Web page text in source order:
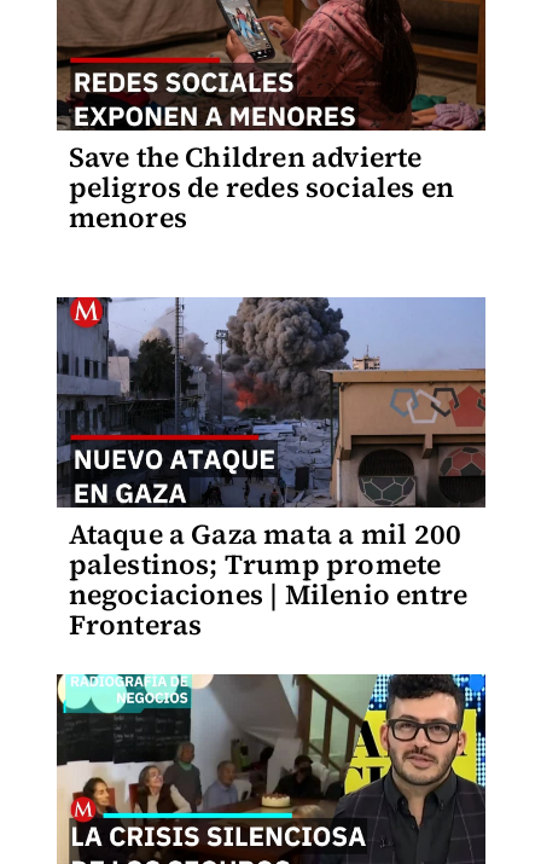
Save the Children advierte
peligros de redes sociales en
menores
Ataque a Gaza mata a mil 200
palestinos; Trump promete
negociaciones | Milenio entre
Fronteras